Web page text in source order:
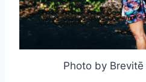
Photo by